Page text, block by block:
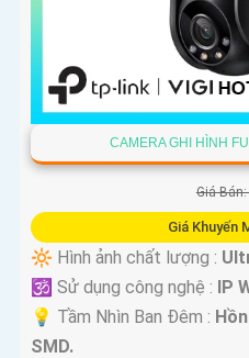
CAMERA GHI HÌNH
Giá Bán:
Giá Khuyến
🔆 Hình ảnh chất lượng :
🕉️ Sử dụng công nghệ : IP
💡 Tầm Nhìn Ban Đêm :
SMD.